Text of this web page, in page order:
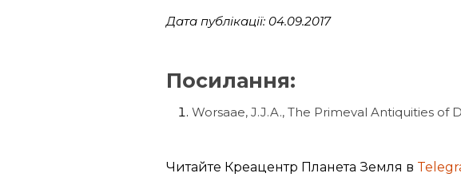
Дата публікації: 04.09.2017
Посилання:
Worsaae, J.J.A., The Primeval Antiquities of
Читайте Креацентр Планета Земля в